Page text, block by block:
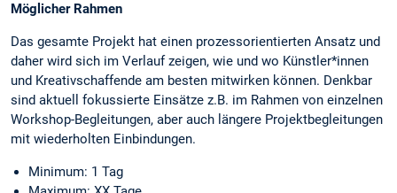
Möglicher Rahmen
Das gesamte Projekt hat einen prozessorientierten Ansatz und
daher wird sich im Verlauf zeigen, wie und wo Künstler*innen
und Kreativschaffende am besten mitwirken können. Denkbar
sind aktuell fokussierte Einsätze z.B. im Rahmen von einzelnen
Workshop-Begleitungen, aber auch längere Projektbegleitungen
mit wiederholten Einbindungen.
Minimum: 1 Tag